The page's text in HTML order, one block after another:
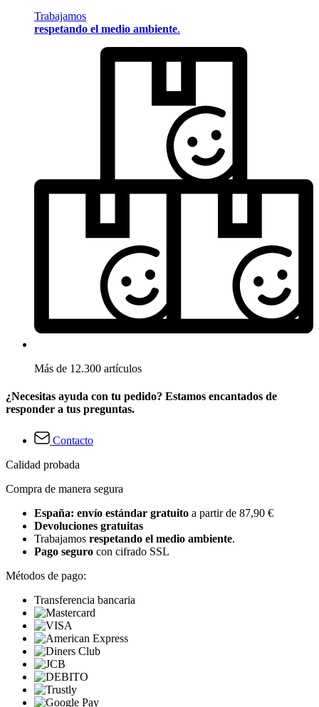
Trabajamos
respetando el medio ambiente.
Más de 12.300 artículos
¿Necesitas ayuda con tu pedido? Estamos encantados de
responder a tus preguntas.
Contacto
Calidad probada
Compra de manera segura
España: envío estándar gratuito a partir de 87,90 €
Devoluciones gratuitas
Trabajamos respetando el medio ambiente.
Pago seguro con cifrado SSL
Métodos de pago:
Transferencia bancaria